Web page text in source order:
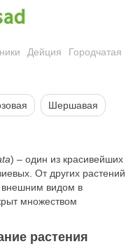
Дейция Городчатая
Шершавая
) – один из красивейших
От других растений
внешним видом в
множеством
растения